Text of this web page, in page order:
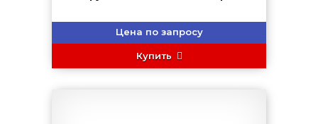
Цена по запросу
Купить